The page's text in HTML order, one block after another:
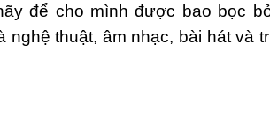
để cho mình được bao bọc
thuật, âm nhạc, bài hát và